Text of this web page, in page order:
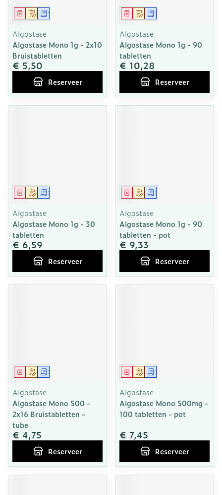
Op voorschrift
GeneesmiddelSchriftelijke aanvraag
Algostase
Algostase Mono 1g - 2x10
Bruistabletten
€ 5,50
Reserveer
Op voorschrift
GeneesmiddelSchriftelijke aanvraag
Algostase
Algostase Mono 1g - 90
tabletten
€ 10,28
Reserveer
Op voorschrift
GeneesmiddelSchriftelijke aanvraag
Algostase
Algostase Mono 1g - 30
tabletten
€ 6,59
Reserveer
Op voorschrift
GeneesmiddelSchriftelijke aanvraag
Algostase
Algostase Mono 1g - 90
tabletten - pot
€ 9,33
Reserveer
Op voorschrift
GeneesmiddelSchriftelijke aanvraag
Algostase
Algostase Mono 500 -
2x16 Bruistabletten -
tube
€ 4,75
Reserveer
Op voorschrift
GeneesmiddelSchriftelijke aanvraag
Algostase
Algostase Mono 500mg -
100 tabletten - pot
€ 7,45
Reserveer